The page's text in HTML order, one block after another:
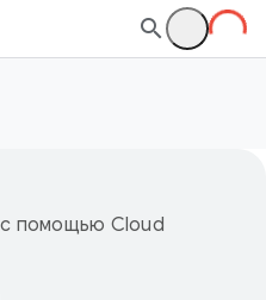
с помощью Cloud